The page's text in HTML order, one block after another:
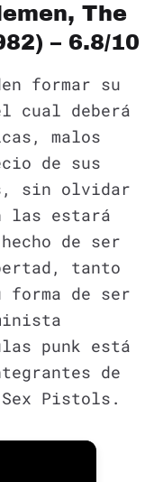
The
– 6.8/10
formar su
cual deberá
malos
de sus
sin olvidar
las estará
de ser
tanto
forma de ser
punk está
de
Sex Pistols.